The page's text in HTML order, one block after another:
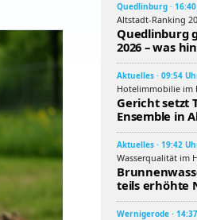
Quedlinburg ·
Altstadt-Ranking
Quedlinburg
2026 – was
Aktuelles · 09:54
Hotelimmobilie im
Gericht setzt
Ensemble in
Aktuelles · 19:42
Wasserqualität im
teils erhöhte
Wernigerode ·